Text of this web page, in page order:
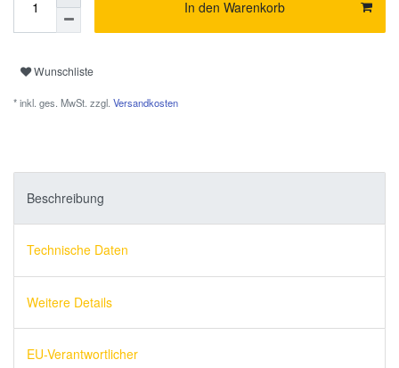
In den Warenkorb
Wunschliste
* inkl. ges. MwSt. zzgl. Versandkosten
Beschreibung
Technische Daten
Weitere Details
EU-Verantwortlicher